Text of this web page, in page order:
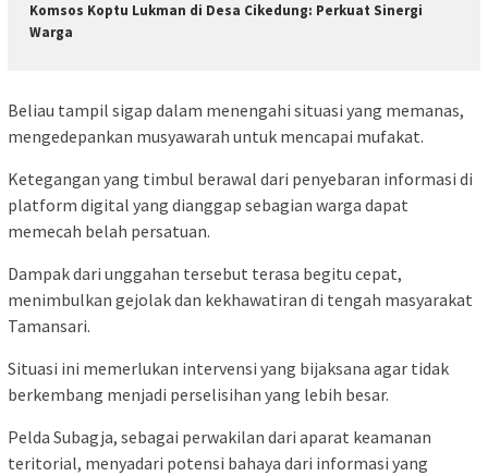
Komsos Koptu Lukman di Desa Cikedung: Perkuat Sinergi
Warga
Beliau tampil sigap dalam menengahi situasi yang memanas,
mengedepankan musyawarah untuk mencapai mufakat.
Ketegangan yang timbul berawal dari penyebaran informasi di
platform digital yang dianggap sebagian warga dapat
memecah belah persatuan.
Dampak dari unggahan tersebut terasa begitu cepat,
menimbulkan gejolak dan kekhawatiran di tengah masyarakat
Tamansari.
Situasi ini memerlukan intervensi yang bijaksana agar tidak
berkembang menjadi perselisihan yang lebih besar.
Pelda Subagja, sebagai perwakilan dari aparat keamanan
teritorial, menyadari potensi bahaya dari informasi yang